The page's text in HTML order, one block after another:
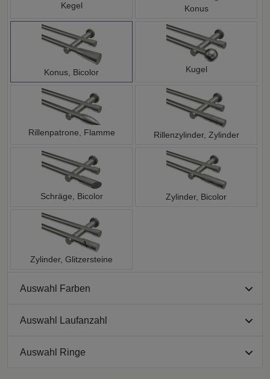
Kegel Konus
Konus, Bicolor Kugel
Rillenpatrone, Flamme Rillenzylinder, Zylinder
Schräge, Bicolor Zylinder, Bicolor
Zylinder, Glitzersteine
Auswahl Farben
Auswahl Laufanzahl
Auswahl Ringe